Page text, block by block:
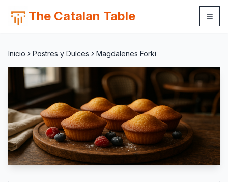
The Catalan Table
Inicio Postres y Dulces Magdalenes Forki